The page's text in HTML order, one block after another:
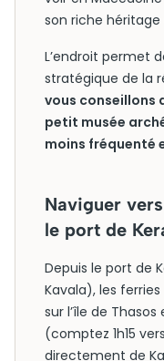
son riche héritage
L’endroit permet
stratégique de la
vous conseillons
petit musée
moins fréquenté
Naviguer
le port de
Depuis le port de
Kavala), les
sur l’île de
(comptez 1h15
directement de